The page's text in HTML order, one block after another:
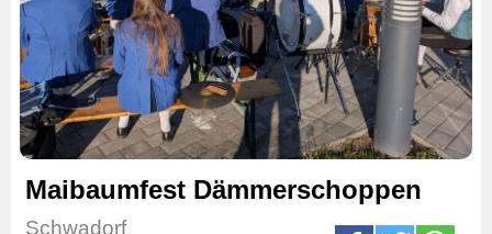
Maibaumfest Dämmerschoppen
Schwadorf